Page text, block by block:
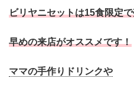
ビリヤニセットは15食限定
早めの来店がオススメです！
ママの手作りドリンクや